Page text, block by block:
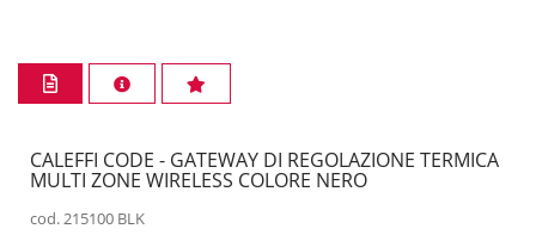
CALEFFI CODE - GATEWAY DI REGOLAZIONE TERMICA
MULTI ZONE WIRELESS COLORE NERO
cod. 215100 BLK